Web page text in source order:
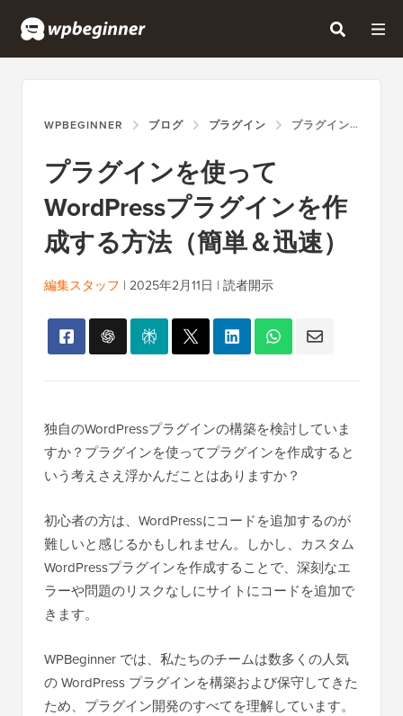
WPBEGINNER ブログ プラグイン プラグインを使ってWORDPRESSプラグインを作成する方法（簡単＆迅速）
プラグインを使って
WordPressプラグインを作
成する方法（簡単＆迅速）
編集スタッフ | 2025年2月11日 | 読者開示
独自のWordPressプラグインの構築を検討していま
すか？プラグインを使ってプラグインを作成すると
いう考えさえ浮かんだことはありますか？
初心者の方は、WordPressにコードを追加するのが
難しいと感じるかもしれません。しかし、カスタム
WordPressプラグインを作成することで、深刻なエ
ラーや問題のリスクなしにサイトにコードを追加で
きます。
WPBeginner では、私たちのチームは数多くの人気
の WordPress プラグインを構築および保守してきた
ため、プラグイン開発のすべてを理解しています。